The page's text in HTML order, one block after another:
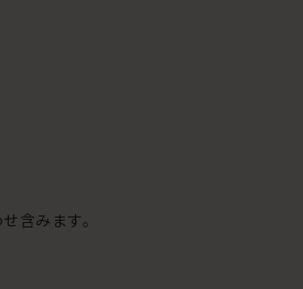
含みます。